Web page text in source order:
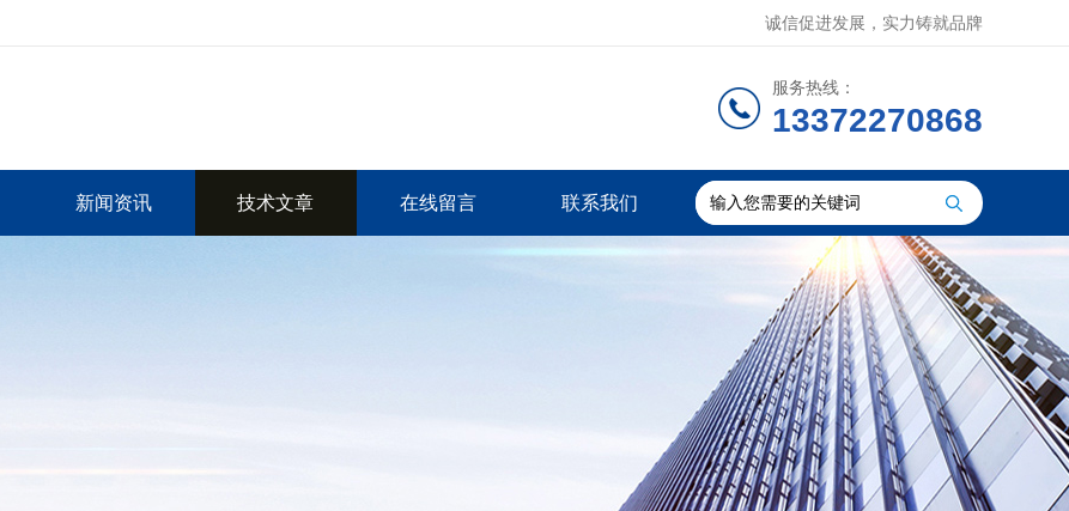
诚信促进发展，实力铸就品牌
服务热线：
13372270868
新闻资讯 技术文章 在线留言 联系我们